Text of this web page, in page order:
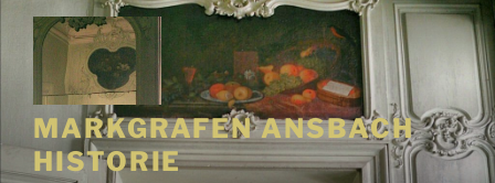
Zum
Inhalt
springen
MARKGRAFEN ANSBACH
HISTORIE